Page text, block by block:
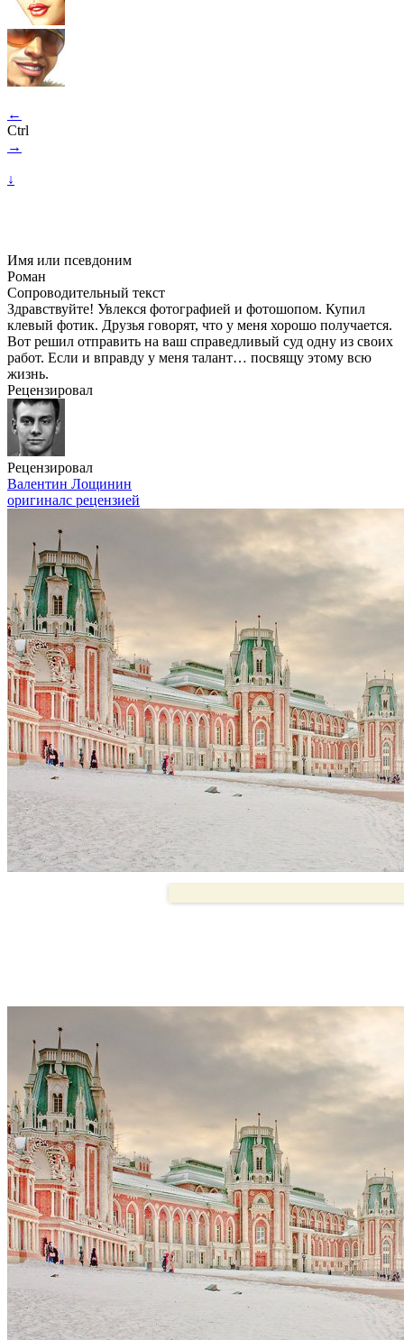
←
Ctrl
→
↓
Имя или псевдоним
Роман
Сопроводительный текст
Здравствуйте! Увлекся фотографией и фотошопом. Купил
клевый фотик. Друзья говорят, что у меня хорошо получается.
Вот решил отправить на ваш справедливый суд одну из своих
работ. Если и вправду у меня талант… посвящу этому всю
жизнь.
Рецензировал
Рецензировал
Валентин Лощинин
оригиналс рецензией